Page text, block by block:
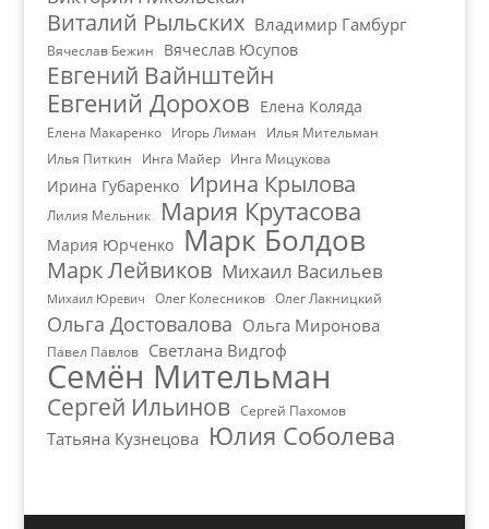
Виталий Рыльских Владимир Гамбург
Вячеслав Бежин Вячеслав Юсупов
Евгений Вайнштейн
Евгений Дорохов Елена Коляда
Елена Макаренко Игорь Лиман
Илья Мительман
Илья Питкин
Инга Майер Инга Мицукова
Ирина Губаренко Ирина Крылова
Лилия Мельник Мария Крутасова
Мария Юрченко Марк Болдов
Марк Лейвиков Михаил Васильев
Михаил Юревич Олег Колесников Олег Лакницкий
Ольга Достовалова Ольга Миронова
Павел Павлов Светлана Видгоф
Семён Мительман
Сергей Ильинов Сергей Пахомов
Татьяна Кузнецова Юлия Соболева